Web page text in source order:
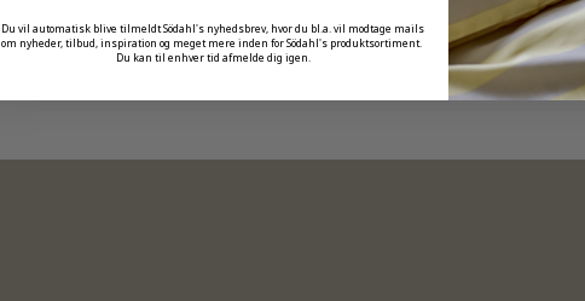
Du vil automatisk blive tilmeldt Södahl's nyhedsbrev, hvor du bl.a. vil modtage mails
om nyheder, tilbud, inspiration og meget mere inden for Södahl's produktsortiment.
Du kan til enhver tid afmelde dig igen.